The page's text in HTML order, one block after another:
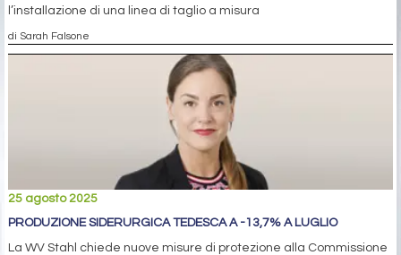
l’installazione di una linea di taglio a misura
di Sarah Falsone
25 agosto 2025
PRODUZIONE SIDERURGICA TEDESCA A -13,7% A LUGLIO
La WV Stahl chiede nuove misure di protezione alla Commissione